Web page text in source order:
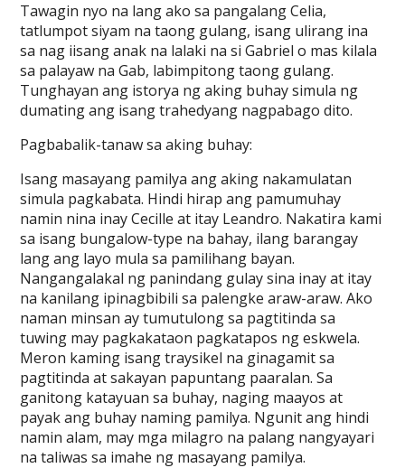
Tawagin nyo na lang ako sa pangalang Celia,
tatlumpot siyam na taong gulang, isang ulirang ina
sa nag iisang anak na lalaki na si Gabriel o mas kilala
sa palayaw na Gab, labimpitong taong gulang.
Tunghayan ang istorya ng aking buhay simula ng
dumating ang isang trahedyang nagpabago dito.
Pagbabalik-tanaw sa aking buhay:
Isang masayang pamilya ang aking nakamulatan
simula pagkabata. Hindi hirap ang pamumuhay
namin nina inay Cecille at itay Leandro. Nakatira kami
sa isang bungalow-type na bahay, ilang barangay
lang ang layo mula sa pamilihang bayan.
Nangangalakal ng panindang gulay sina inay at itay
na kanilang ipinagbibili sa palengke araw-araw. Ako
naman minsan ay tumutulong sa pagtitinda sa
tuwing may pagkakataon pagkatapos ng eskwela.
Meron kaming isang traysikel na ginagamit sa
pagtitinda at sakayan papuntang paaralan. Sa
ganitong katayuan sa buhay, naging maayos at
payak ang buhay naming pamilya. Ngunit ang hindi
namin alam, may mga milagro na palang nangyayari
na taliwas sa imahe ng masayang pamilya.